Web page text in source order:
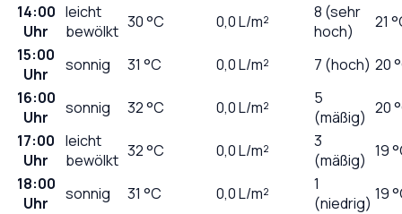
14:00
Uhr
leicht
bewölkt 30°C 0,0L/m²
8 (sehr
hoch)
21
15:00
Uhr
sonnig 31 °C 0,0L/m² 7 (hoch) 20
16:00
Uhr
sonnig 32°C 0,0L/m²
5
(mäßig) 20
17:00
Uhr
leicht
bewölkt 32°C 0,0L/m²
3
(mäßig) 19
18:00
Uhr
sonnig 31 °C 0,0L/m²
1
(niedrig) 19